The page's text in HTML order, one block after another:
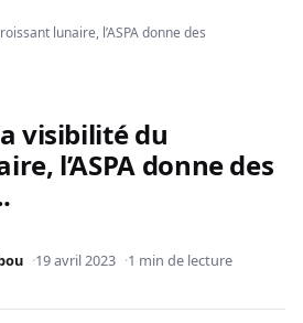
lunaire, l’ASPA donne des
visibilité du
l’ASPA donne des
19 avril 2023 1 min de lecture